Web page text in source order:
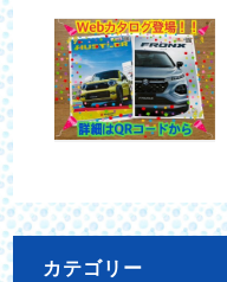
カテゴリー